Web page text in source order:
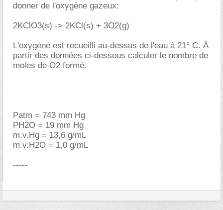
donner de l'oxygène gazeux:
2KClO3(s) -> 2KCl(s) + 3O2(g)
L'oxygène est recueilli au-dessus de l'eau à 21° C. À
partir des données ci-dessous calculer le nombre de
moles de O2 formé.
Patm = 743 mm Hg
PH2O = 19 mm Hg
m.v.Hg = 13,6 g/mL
m.v.H2O = 1,0 g/mL
-----